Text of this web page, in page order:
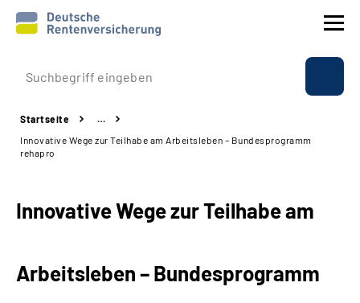
Prävention
Reha
Beratung & Kontakt
Experten
Startseite
…
Innovative Wege zur Teilhabe am Arbeitsleben – Bundesprogramm
rehapro
Innovative Wege zur Teilhabe am
Arbeitsleben – Bundesprogramm